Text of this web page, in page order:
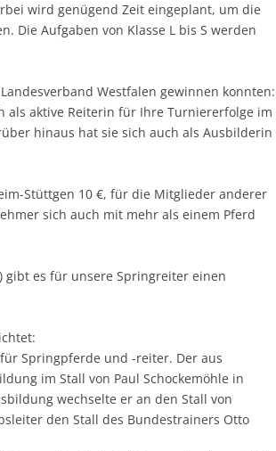
wird genügend Zeit eingeplant, um die
Die Aufgaben von Klasse L bis S werden
Westfalen gewinnen konnten:
als aktive Reiterin für Ihre Turniererfolge im
hinaus hat sie sich auch als Ausbilderin
Stüttgen 10 €, für die Mitglieder anderer
sich auch mit mehr als einem Pferd
gibt es für unsere Springreiter einen
Springpferde und -reiter. Der aus
im Stall von Paul Schockemöhle in
wechselte er an den Stall von
den Stall des Bundestrainers Otto